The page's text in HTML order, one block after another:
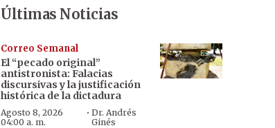
Últimas Noticias
Correo Semanal
El “pecado original”
antistronista: Falacias
discursivas y la justificación
histórica de la dictadura
Agosto 8, 2026
04:00 a. m.
·Dr. Andrés
Ginés